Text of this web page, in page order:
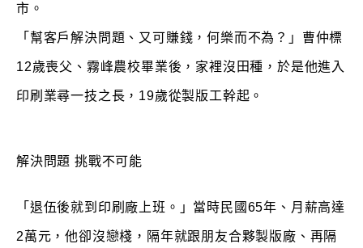
市。
「幫客戶解決問題、又可賺錢，何樂而不為？」曹仲標
12歲喪父、霧峰農校畢業後，家裡沒田種，於是他進入
印刷業尋一技之長，19歲從製版工幹起。
解決問題 挑戰不可能
「退伍後就到印刷廠上班。」當時民國65年、月薪高達
2萬元，他卻沒戀棧，隔年就跟朋友合夥製版廠、再隔